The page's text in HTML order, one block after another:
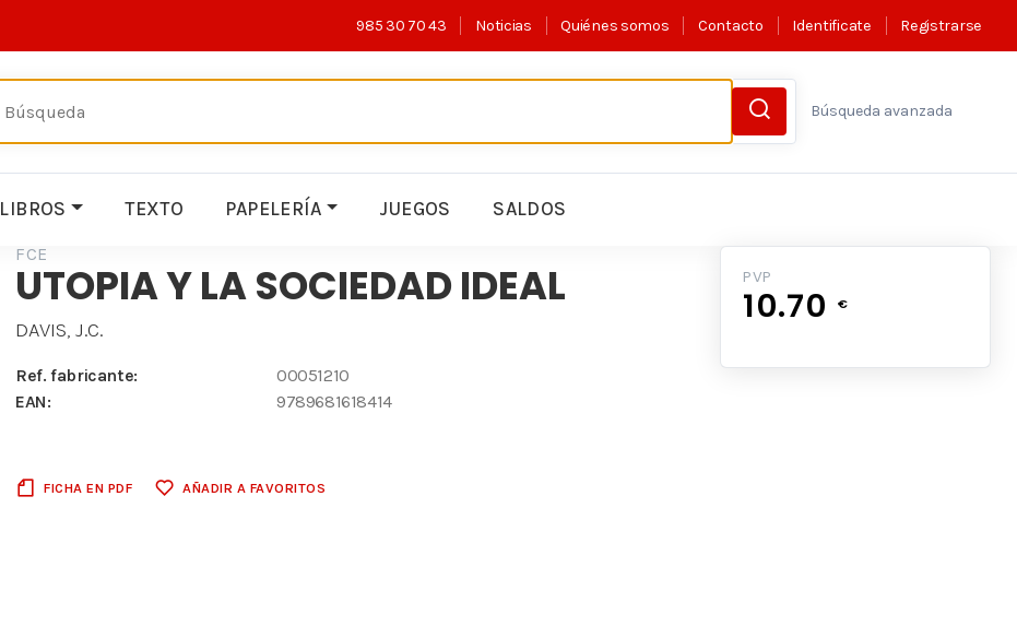
985 30 70 43 Noticias Quiénes somos Contacto Identificate Registrarse
Búsqueda avanzada
LIBROS TEXTO PAPELERÍA JUEGOS SALDOS
FCE
UTOPIA Y LA SOCIEDAD IDEAL
DAVIS, J.C.
Ref. fabricante:
00051210
EAN:
9789681618414
FICHA EN PDF AÑADIR A FAVORITOS
PVP
10.70 €